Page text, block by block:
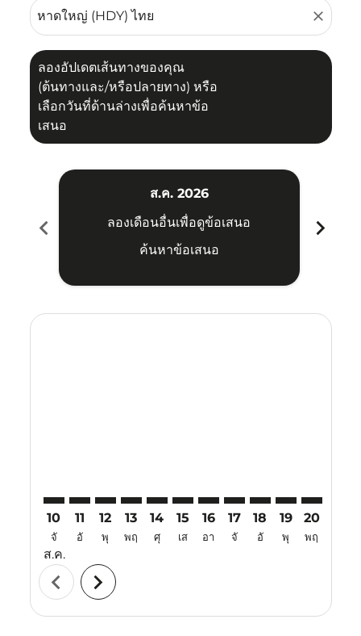
close
ลองอัปเดตเส้นทางของคุณ
(ต้นทางและ/หรือปลายทาง) หรือ
เลือกวันที่ด้านล่างเพื่อค้นหาข้อ
เสนอ
chevron_left
ส.ค. 2026
ลองเดือนอื่นเพื่อดูข้อเสนอ
ค้นหาข้อเสนอ
chevron_right
10
จั
ส.ค.
11
อั
12
พุ
13
พฤ
14
ศุ
15
เส
16
อา
17
จั
18
อั
19
พุ
20
พฤ
chevron_left chevron_right